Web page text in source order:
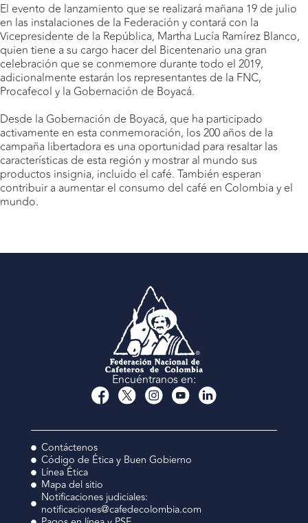
El evento de lanzamiento que se realizará mañana 19 de julio
en las instalaciones de la Federación y contará con la
Vicepresidente de la República, Martha Lucía Ramírez Blanco,
quien tiene a su cargo hacer del Bicentenario una gran
celebración que se conmemore durante todo el 2019,
adicionalmente estarán los representantes de la FNC,
Procafecol y la Gobernación de Boyacá.
Desde la Gobernación de Boyacá, que ha participado
activamente en esta conmemoración, los 200 años de la
campaña libertadora es una oportunidad para resaltar las
características de esta región y mostrar al mundo sus
productos insignia, incluido el café. También esperan
contribuir a aumentar el consumo del café en Colombia y el
mundo.
Encuéntranos en:
Contáctenos
Código de Ética y Buen Gobierno
Línea Ética
Mapa del sitio
Notificaciones judiciales:
notificaciones@cafedecolombia.com